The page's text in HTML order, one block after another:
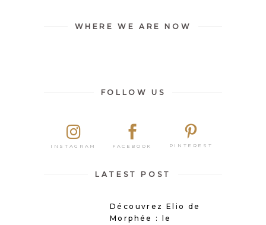
WHERE WE ARE NOW
FOLLOW US
INSTAGRAM FACEBOOK PINTEREST
LATEST POST
Découvrez Elio de
Morphée : le